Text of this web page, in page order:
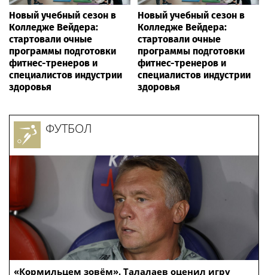
Новый учебный сезон в
Колледже Вейдера:
стартовали очные
программы подготовки
фитнес-тренеров и
специалистов индустрии
здоровья
Новый учебный сезон в
Колледже Вейдера:
стартовали очные
программы подготовки
фитнес-тренеров и
специалистов индустрии
здоровья
«Кормильцем зовём». Талалаев оценил игру
ФУТБОЛ